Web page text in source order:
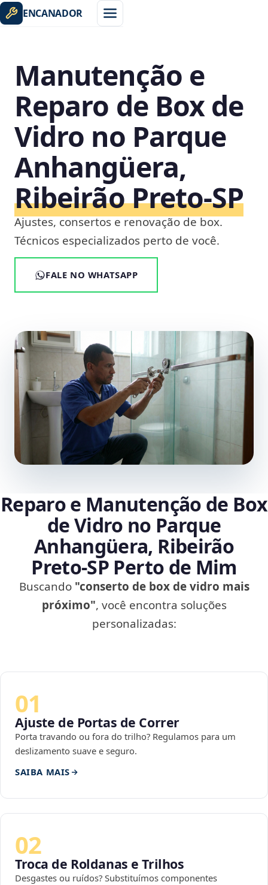
ENCANADOR
Manutenção e
Reparo de Box de
Vidro no Parque
Anhangüera,
Ribeirão Preto‑SP
Ajustes, consertos e renovação de box.
Técnicos especializados perto de você.
FALE NO WHATSAPP
Reparo e Manutenção de Box
de Vidro no Parque
Anhangüera, Ribeirão
Preto‑SP Perto de Mim
Buscando "conserto de box de vidro mais
próximo", você encontra soluções
personalizadas:
01
Ajuste de Portas de Correr
Porta travando ou fora do trilho? Regulamos para um
deslizamento suave e seguro.
SAIBA MAIS
02
Troca de Roldanas e Trilhos
Desgastes ou ruídos? Substituímos componentes